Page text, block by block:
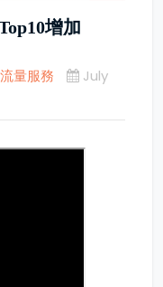
增加
量服務
July